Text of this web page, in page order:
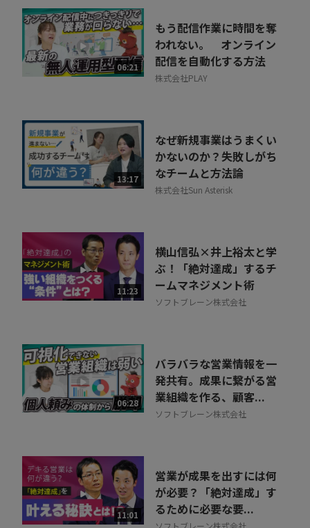
06:21
もう配信作業に時間を奪
われない。 オンライン
配信を自動化する方法
株式会社PLAY
13:17
なぜ新規事業はうまくい
かないのか？失敗しがち
なチームと方法論
株式会社Sun Asterisk
11:23
横山信弘×井上裕太と学
ぶ！「絶対達成」するチ
ームマネジメント術
ソフトブレーン株式会社
06:28
バラバラな営業情報を一
発共有。成果に繋がる営
業組織を作る、顧客...
ソフトブレーン株式会社
11:01
営業が成果を出すには何
が必要？「絶対達成」す
るために必要な要...